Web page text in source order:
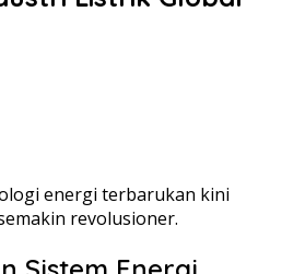
energi terbarukan kini
revolusioner.